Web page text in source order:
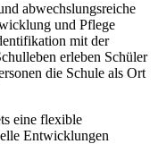
abwechslungsreiche
und Pflege
mit der
erleben Schüler
die Schule als Ort
eine flexible
Entwicklungen